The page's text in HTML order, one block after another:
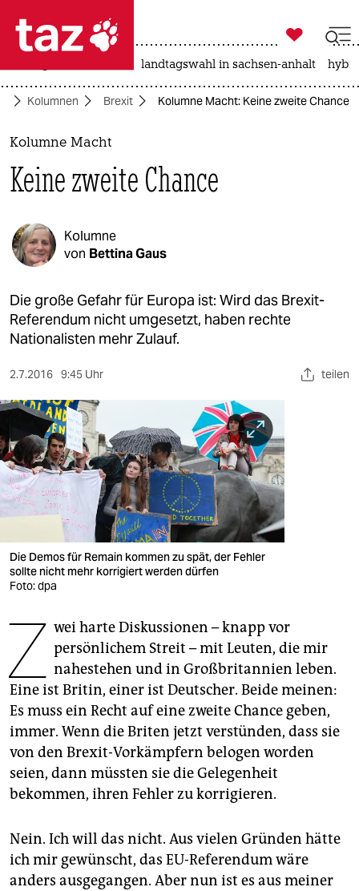
 taz zahl ich
taz zahl ich
themen
politik
gesellschaft
kultur
sport
nord
wahrheit
verlag
verlag
veranstaltungen
shop
fragen & hilfe
unterstützen
abo
genossenschaft

taz zahl ich
landtagswahl in sachsen-anhalt
Kolumnen Brexit Kolumne Macht: Keine zweite Chance
Kolumne Macht
Keine zweite Chance
Kolumne
von Bettina Gaus
Die große Gefahr für Europa ist: Wird das Brexit-
Referendum nicht umgesetzt, haben rechte
Nationalisten mehr Zulauf.
2.7.2016 9:45 Uhr teilen
Die Demos für Remain kommen zu spät, der Fehler
sollte nicht mehr korrigiert werden dürfen
Foto: dpa
Z wei harte Diskussionen – knapp vor
persönlichem Streit – mit Leuten, die mir
nahestehen und in Großbritannien leben.
Eine ist Britin, einer ist Deutscher. Beide meinen:
Es muss ein Recht auf eine zweite Chance geben,
immer. Wenn die Briten jetzt verstünden, dass sie
von den Brexit-Vorkämpfern belogen worden
seien, dann müssten sie die Gelegenheit
bekommen, ihren Fehler zu korrigieren.
Nein. Ich will das nicht. Aus vielen Gründen hätte
ich mir gewünscht, das EU-Referendum wäre
anders ausgegangen. Aber nun ist es aus meiner